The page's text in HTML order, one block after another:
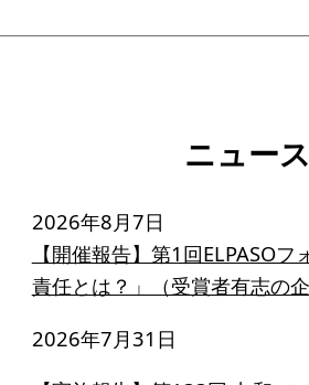
ニュース・コラム
ニュース
コラム
ニュース
2026年8月7日
【開催報告】第1回ELPASO
責任とは？」（受賞者有志の企
2026年7月31日